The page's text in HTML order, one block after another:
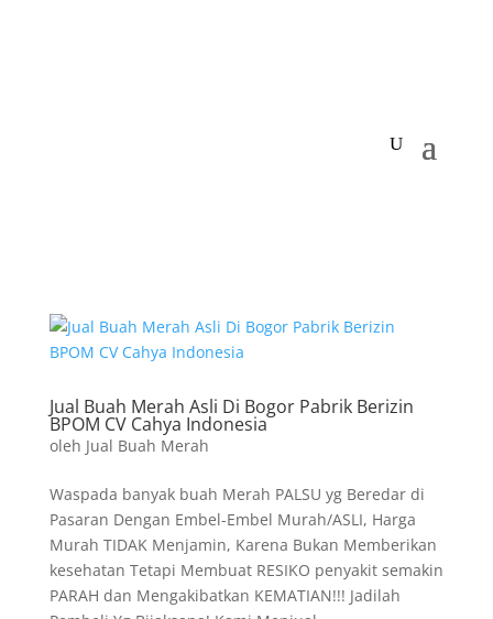
Jual Buah Merah Asli Di Bogor Pabrik Berizin
BPOM CV Cahya Indonesia
oleh Jual Buah Merah
Waspada banyak buah Merah PALSU yg Beredar di
Pasaran Dengan Embel-Embel Murah/ASLI, Harga
Murah TIDAK Menjamin, Karena Bukan Memberikan
kesehatan Tetapi Membuat RESIKO penyakit semakin
PARAH dan Mengakibatkan KEMATIAN!!! Jadilah